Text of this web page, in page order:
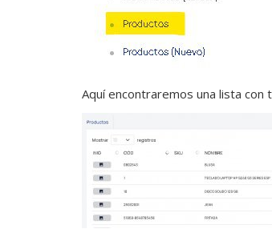
Aquí encontraremos una lista